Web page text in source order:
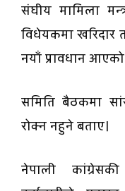
संघीय मामिला
विधेयकमा खरिदार
नयाँ प्रावधान
समिति बैठकमा
रोक्न नहुने बताए।
नेपाली